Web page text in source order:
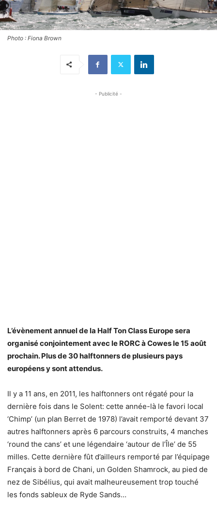
Photo : Fiona Brown
- Publicité -
L’évènement annuel de la Half Ton Class Europe sera
organisé conjointement avec le RORC à Cowes le 15 août
prochain. Plus de 30 halftonners de plusieurs pays
européens y sont attendus.
Il y a 11 ans, en 2011, les halftonners ont régaté pour la
dernière fois dans le Solent: cette année-là le favori local
‘Chimp’ (un plan Berret de 1978) l’avait remporté devant 37
autres halftonners après 6 parcours construits, 4 manches
‘round the cans’ et une légendaire ‘autour de l’Île’ de 55
milles. Cette dernière fût d’ailleurs remporté par l’équipage
Français à bord de Chani, un Golden Shamrock, au pied de
nez de Sibélius, qui avait malheureusement trop touché
les fonds sableux de Ryde Sands…